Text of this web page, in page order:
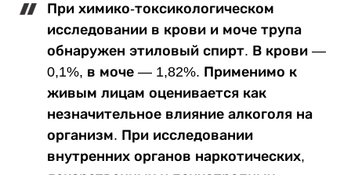
При химико-токсикологическом
исследовании в крови и моче трупа
обнаружен этиловый спирт. В крови —
0,1%, в моче — 1,82%. Применимо к
живым лицам оценивается как
незначительное влияние алкоголя на
организм. При исследовании
внутренних органов наркотических,